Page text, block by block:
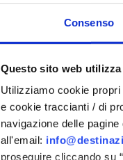
Consenso
Questo sito web
Utilizziamo cookie
e cookie traccianti / di
navigazione delle
all'email:
proseguire cliccando su